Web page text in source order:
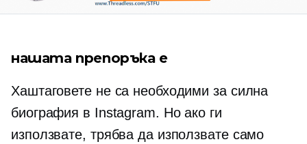
нашата препоръка е
Хаштаговете не са необходими за силна
биография в Instagram. Но ако ги
използвате, трябва да използвате само